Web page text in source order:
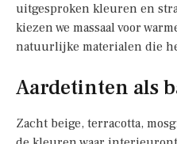
uitgesproken kleuren en
kiezen we massaal voor
natuurlijke materialen die
Aardetinten als
Zacht beige, terracotta,